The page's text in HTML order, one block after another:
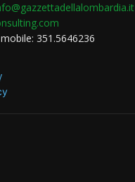
351.5646236